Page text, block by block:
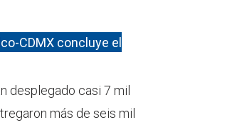
CDMX concluye el
desplegado casi 7 mil
más de seis mil